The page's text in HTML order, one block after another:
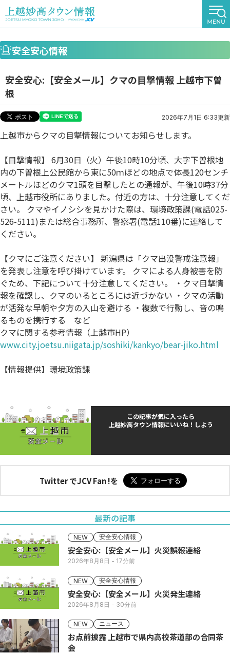
安全安心情報
安全安心:【安全メール】クマの目撃情報 上越市下曽
根
2026年7月1日 6:33更新
上越市からクマの目撃情報についてお知らせします。
【目撃情報】 6月30日（火）午後10時10分頃、大字下曽根地
内の下曽根上公民館から東に50ｍほどの地点で体長120センチ
メートルほどのクマ1頭を目撃したとの通報が、午後10時37分
頃、上越市役所にありました。付近の方は、十分注意してくだ
さい。 クマやイノシシを見かけた際は、環境政策課(電話025-
526-5111)または総合事務所、警察署(電話110番)に連絡して
ください。
【クマにご注意ください】 新潟県は「クマ出没警戒注意報」
を発表し注意を呼び掛けています。 クマによる人身被害を防
ぐため、下記について十分注意してください。 ・クマ目撃情
報を確認し、クマのいるところには近づかない ・クマの活動
が活発な早朝や夕方の入山を避ける ・複数で行動し、音の鳴
るものを携行する など
クマに関する参考情報（上越市HP）
www.city.joetsu.niigata.jp/soshiki/kankyo/bear-jiko.html
【情報提供】環境政策課
この記事が気に入ったら
上越妙高タウン情報にいいね！しよう
Twitter でJCV Fan !を
最新の記事
NEW 安全安心情報
安全安心:【安全メール】火災誤報連絡
2026年8月8日 - 17分前
NEW 安全安心情報
安全安心:【安全メール】火災発生連絡
2026年8月8日 - 30分前
NEW ニュース
お点前披露 上越市で県内高校茶道部の合同茶
会